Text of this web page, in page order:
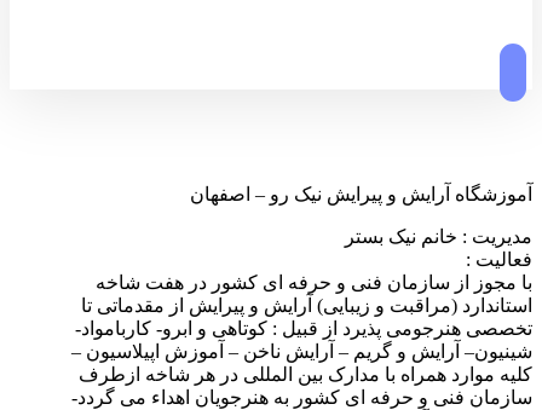
آموزشگاه آرایش و پیرایش نیک رو – اصفهان
مدیریت : خانم نیک بستر
فعالیت :
با مجوز از سازمان فنی و حرفه ای کشور در هفت شاخه
استاندارد (مراقبت و زیبایی) آرایش و پیرایش از مقدماتی تا
تخصصی هنرجومی پذیرد از قبیل : کوتاهی و ابرو- کاربامواد-
شینیون– آرایش و گریم – آرایش ناخن – آموزش اپیلاسیون –
کلیه موارد همراه با مدارک بین المللی در هر شاخه ازطرف
سازمان فنی و حرفه ای کشور به هنرجویان اهداء می گردد-